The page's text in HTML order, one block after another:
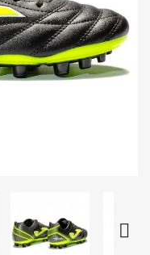
